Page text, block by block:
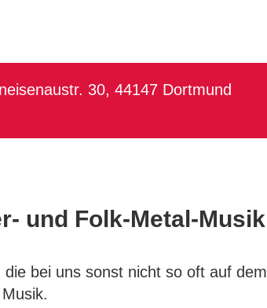
30, 44147 Dortmund
und Folk-Metal-Musik
bei uns sonst nicht so oft auf dem